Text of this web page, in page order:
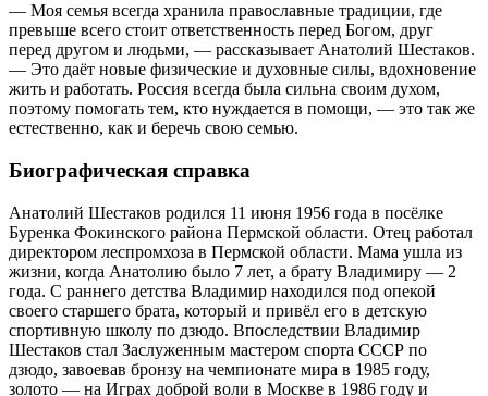
— Моя семья всегда хранила православные традиции, где
превыше всего стоит ответственность перед Богом, друг
перед другом и людьми, — рассказывает Анатолий Шестаков.
— Это даёт новые физические и духовные силы, вдохновение
жить и работать. Россия всегда была сильна своим духом,
поэтому помогать тем, кто нуждается в помощи, — это так же
естественно, как и беречь свою семью.
Биографическая справка
Анатолий Шестаков родился 11 июня 1956 года в посёлке
Буренка Фокинского района Пермской области. Отец работал
директором леспромхоза в Пермской области. Мама ушла из
жизни, когда Анатолию было 7 лет, а брату Владимиру — 2
года. С раннего детства Владимир находился под опекой
своего старшего брата, который и привёл его в детскую
спортивную школу по дзюдо. Впоследствии Владимир
Шестаков стал Заслуженным мастером спорта СССР по
дзюдо, завоевав бронзу на чемпионате мира в 1985 году,
золото — на Играх доброй воли в Москве в 1986 году и